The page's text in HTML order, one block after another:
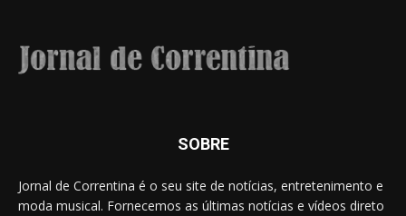
SOBRE
Jornal de Correntina é o seu site de notícias, entretenimento e
moda musical. Fornecemos as últimas notícias e vídeos direto